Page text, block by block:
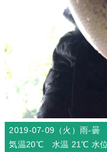
2019-07-09（火）雨-曇
気温20℃ 水温 21℃ 水